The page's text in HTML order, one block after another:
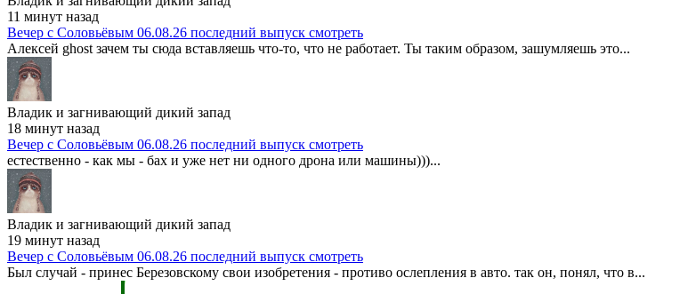
11 минут назад
Вечер с Соловьёвым 06.08.26 последний выпуск смотреть
Алексей ghost зачем ты сюда вставляешь что-то, что не работает. Ты таким образом, зашумляешь это...
Владик и загнивающий дикий запад
18 минут назад
Вечер с Соловьёвым 06.08.26 последний выпуск смотреть
естественно - как мы - бах и уже нет ни одного дрона или машины)))...
Владик и загнивающий дикий запад
19 минут назад
Вечер с Соловьёвым 06.08.26 последний выпуск смотреть
Был случай - принес Березовскому свои изобретения - противо ослепления в авто. так он, понял, что в...